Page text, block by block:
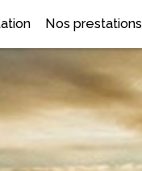
Nos prestations